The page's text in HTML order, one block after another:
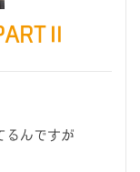
るんですが